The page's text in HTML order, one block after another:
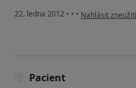
22. ledna 2012 • • • podle názoru
Nahlásit zneužití
Pacient